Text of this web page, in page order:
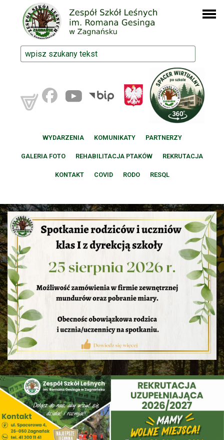
WYDARZENIA KOMUNIKATY PARTNERZY
GALERIA FOTO REHABILITACJA PTAKÓW REKRUTACJA
KONTAKT COVID RODO RESQL